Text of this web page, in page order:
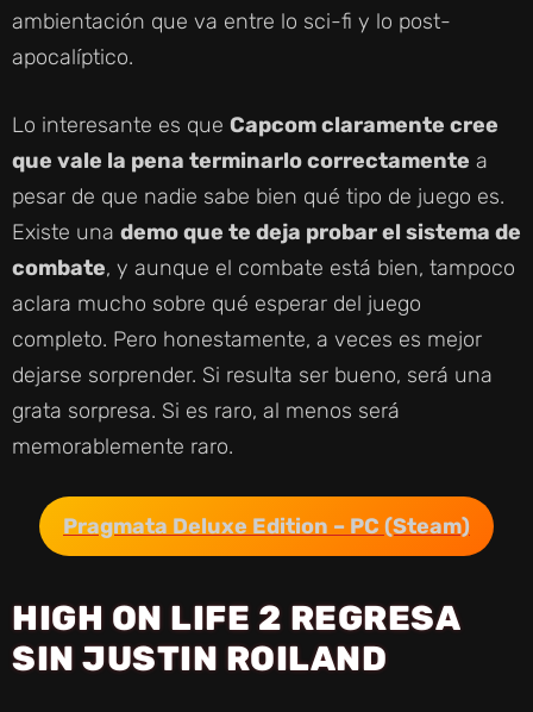
ambientación que va entre lo sci-fi y lo post-
apocalíptico.
Lo interesante es que Capcom claramente cree
que vale la pena terminarlo correctamente a
pesar de que nadie sabe bien qué tipo de juego es.
Existe una demo que te deja probar el sistema de
combate, y aunque el combate está bien, tampoco
aclara mucho sobre qué esperar del juego
completo. Pero honestamente, a veces es mejor
dejarse sorprender. Si resulta ser bueno, será una
grata sorpresa. Si es raro, al menos será
memorablemente raro.
Pragmata Deluxe Edition – PC (Steam)
HIGH ON LIFE 2 REGRESA
SIN JUSTIN ROILAND